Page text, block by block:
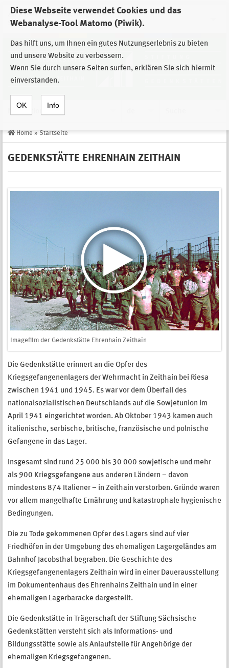
Diese Webseite verwendet Cookies und das
Webanalyse-Tool Matomo (Piwik).
Das hilft uns, um Ihnen ein gutes Nutzungserlebnis zu bieten
und unsere Website zu verbessern.
Wenn Sie durch unsere Seiten surfen, erklären Sie sich hiermit
einverstanden.
OK Info
Zur Auswahl der Einrichtungen der
Stiftung Sächsische Gedenkstätten
Home » Startseite
GEDENKSTÄTTE EHRENHAIN ZEITHAIN
Imagefilm der Gedenkstätte Ehrenhain Zeithain
Die Gedenkstätte erinnert an die Opfer des
Kriegsgefangenenlagers der Wehrmacht in Zeithain bei Riesa
zwischen 1941 und 1945. Es war vor dem Überfall des
nationalsozialistischen Deutschlands auf die Sowjetunion im
April 1941 eingerichtet worden. Ab Oktober 1943 kamen auch
italienische, serbische, britische, französische und polnische
Gefangene in das Lager.
Insgesamt sind rund 25 000 bis 30 000 sowjetische und mehr
als 900 Kriegsgefangene aus anderen Ländern – davon
mindestens 874 Italiener – in Zeithain verstorben. Gründe waren
vor allem mangelhafte Ernährung und katastrophale hygienische
Bedingungen.
Die zu Tode gekommenen Opfer des Lagers sind auf vier
Friedhöfen in der Umgebung des ehemaligen Lagergeländes am
Bahnhof Jacobsthal begraben. Die Geschichte des
Kriegsgefangenenlagers Zeithain wird in einer Dauerausstellung
im Dokumentenhaus des Ehrenhains Zeithain und in einer
ehemaligen Lagerbaracke dargestellt.
Die Gedenkstätte in Trägerschaft der Stiftung Sächsische
Gedenkstätten versteht sich als Informations- und
Bildungsstätte sowie als Anlaufstelle für Angehörige der
ehemaligen Kriegsgefangenen.